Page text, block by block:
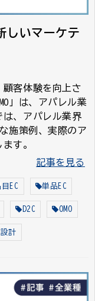
しいマーケテ
客体験を向上さ
」は、アパレル業
は、アパレル業界
施策例、実際のア
す。
記事を見る
EC 単品EC
D2C OMO
計